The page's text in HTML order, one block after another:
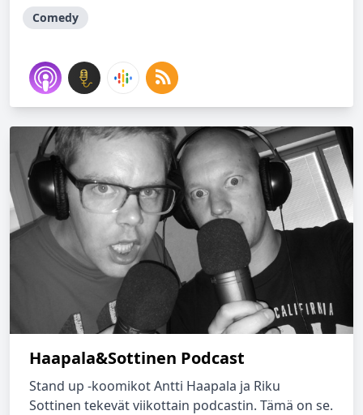
Comedy
Haapala&Sottinen Podcast
Stand up -koomikot Antti Haapala ja Riku
Sottinen tekevät viikottain podcastin. Tämä on se.